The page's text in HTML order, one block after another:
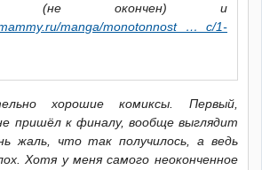
окончен) и
manga/monotonnost … c/1-
хорошие комиксы. Первый,
пришёл к финалу, вообще выглядит
жаль, что так получилось, а ведь
Хотя у меня самого неоконченное